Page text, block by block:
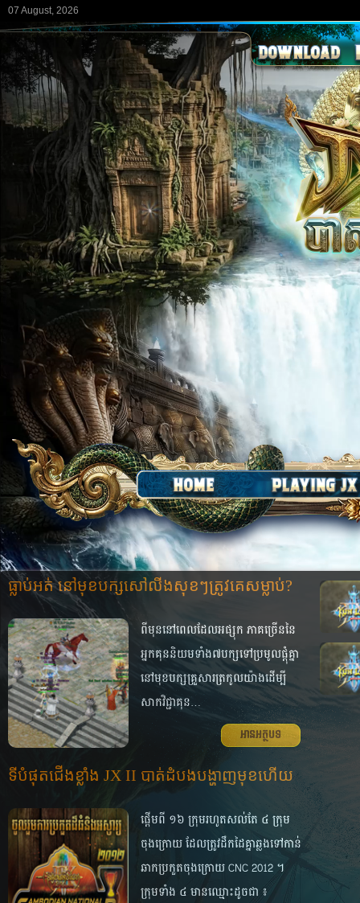
07 August, 2026
ធ្លាប់​អត់ នៅ​មុខ​បក្ស​សៅ​លីង​សុខ​ៗ​ត្រូវ​គេ​សម្លាប់?
ពី​មុន​នៅ​ពេល​ដែល​អផ្សុក ភាគ​ច្រើន​នៃ​
អ្នក​គុន​និយម​ទាំង​៧​បក្ស​ទៅ​ប្រមូល​ផ្ដុំ​គ្នា​
នៅ​មុខ​បក្ស​គ្រួសារ​ត្រកូល​យ៉ាង​ដើម្បី​
សាក​វិជ្ជា​គុន​…
អានអត្ថបទ
ទី​បំផុត​ជើង​ខ្លាំង JX II បាត់ដំបង​បង្ហាញ​មុខ​ហើយ
ផ្តើម​ពី ១៦ ក្រុម​រហូត​សល់​តែ ៤ ក្រុម​
ចុង​ក្រោយ ដែល​ត្រូវ​ដឹក​ដៃ​គ្នា​ឆ្លង​ទៅ​កាន់​
ឆាក​ប្រកួត​ចុង​ក្រោយ CNC 2012 ។
ក្រុម​ទាំង​ ៤ មាន​ឈ្មោះ​ដូច​ជា​ ៖